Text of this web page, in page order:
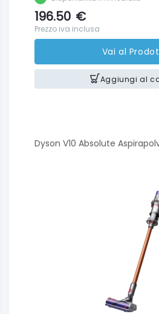
196.50 €
Prezzo iva inclusa
Vai al
Aggiungi al
Dyson V10 Absolute